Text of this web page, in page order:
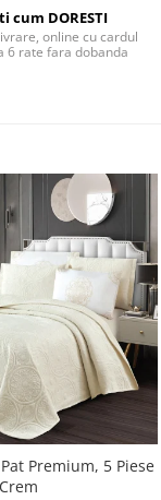
cum DORESTI
online cu cardul
6 rate fara dobanda
Premium, 5 Piese